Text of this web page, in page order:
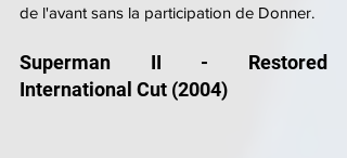
de l'avant sans la participation de Donner.
Superman II - Restored
International Cut (2004)